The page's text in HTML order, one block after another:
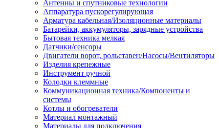
Антенны и спутниковые технологии
Аппаратура пускорегулирующая
Арматура кабельная/Изоляционные материалы
Батарейки, аккумуляторы, зарядные устройства
Бытовая техника мелкая
Датчики/сенсоры
Двигатели ворот, рольставен/Насосы/Вентиляторы
Изделия крепежные
Инструмент ручной
Колодки клеммные
Коммуникационная техника/Компоненты и
системы
Котлы и обогреватели
Материал монтажный
Материалы для подключения